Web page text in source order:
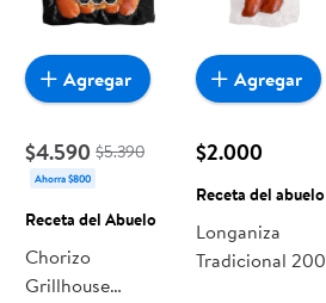
$4.590 $5.390
Ahorra $800
Receta del Abuelo
Chorizo
Grillhouse
Agregar
$2.000
Receta del abuelo
Longaniza
Tradicional 200
Agregar